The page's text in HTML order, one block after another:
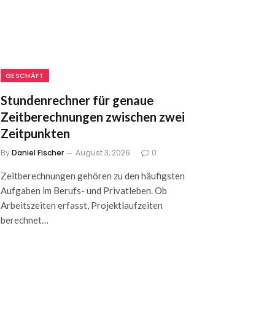
GESCHÄFT
Stundenrechner für genaue
Zeitberechnungen zwischen zwei
Zeitpunkten
ByDaniel Fischer August 3, 2026 0
Zeitberechnungen gehören zu den häufigsten
Aufgaben im Berufs- und Privatleben. Ob
Arbeitszeiten erfasst, Projektlaufzeiten
berechnet…